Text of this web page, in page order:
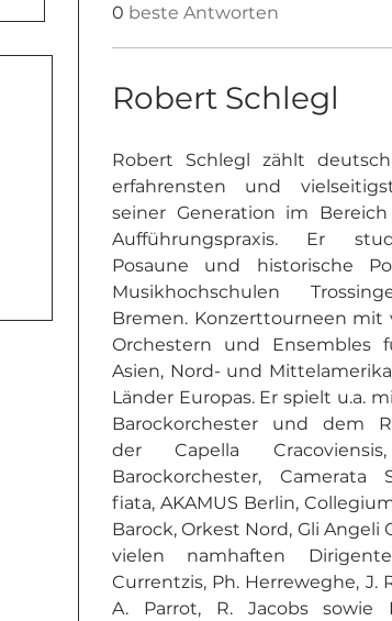
0 beste Antworten
Robert Schlegl
Robert Schlegl zählt
erfahrensten und
seiner Generation im
Aufführungspraxis. Er
Posaune und historische
Musikhochschulen
Bremen. Konzerttourneen mit
Orchestern und Ensembles
Asien, Nord- und
Länder Europas. Er spielt u.a.
Barockorchester und dem
der Capella
Barockorchester, Camerata
fiata, AKAMUS Berlin,
Barock, Orkest Nord, Gli Angeli
vielen namhaften
Currentzis, Ph. Herreweghe, J.
A. Parrot, R. Jacobs sowie